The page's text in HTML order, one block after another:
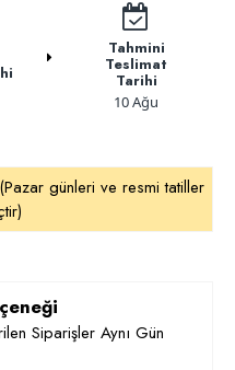
Tahmini
Teslimat
Tarihi
10 Ağu
günleri ve resmi tatiller
Siparişler Aynı Gün